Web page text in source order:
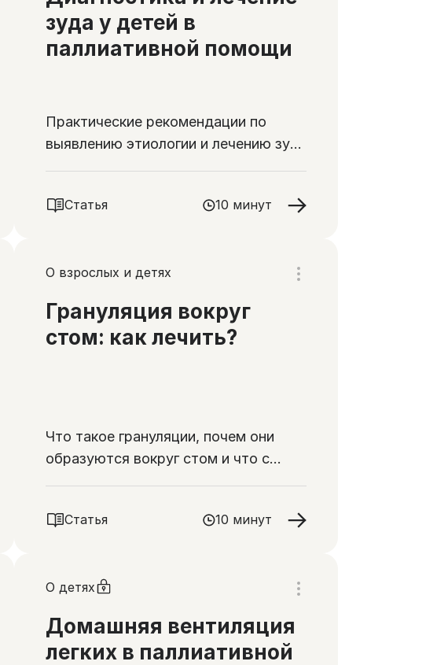
зуда у детей в
паллиативной помощи
Практические рекомендации по
выявлению этиологии и лечению зуда
Статья 10 минут
О взрослых и детях
Грануляция вокруг
стом: как лечить?
Что такое грануляции, почем они
образуются вокруг стом и что с
Статья 10 минут
О детях
Домашняя вентиляция
легких в паллиативной